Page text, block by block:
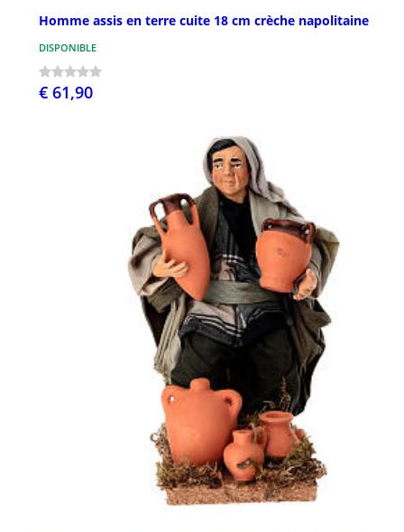
Homme assis en terre cuite 18 cm crèche napolitaine
DISPONIBLE
€ 61,90